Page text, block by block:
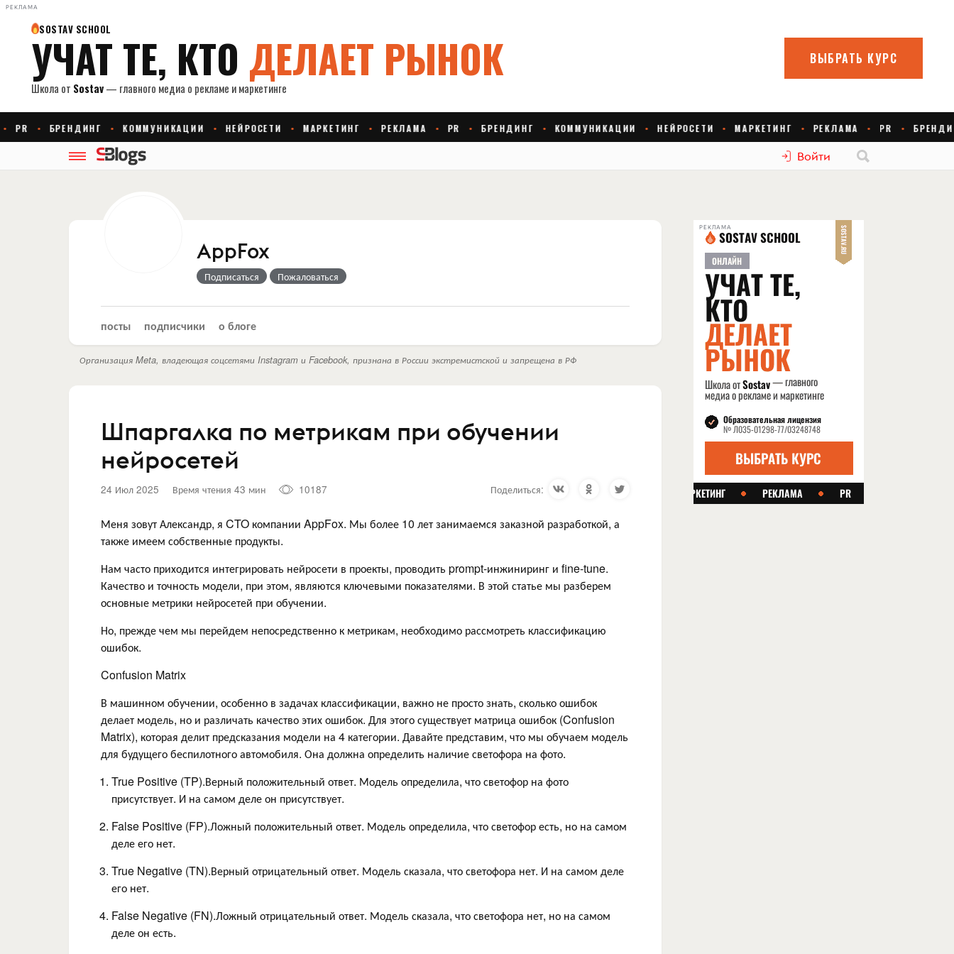
РЕКЛАМА
Войти
AppFox
Подписаться Пожаловаться
посты подписчики о блоге
Организация Meta, владеющая соцсетями Instagram и Facebook, признана в России экстремистской и запрещена в РФ
Шпаргалка по метрикам при обучении
нейросетей
24 Июл 2025 Время чтения 43 мин 10187 Поделиться:
Меня зовут Александр, я CTO компании AppFox. Мы более 10 лет занимаемся заказной разработкой, а
также имеем собственные продукты.
Нам часто приходится интегрировать нейросети в проекты, проводить prompt-инжиниринг и fine-tune.
Качество и точность модели, при этом, являются ключевыми показателями. В этой статье мы разберем
основные метрики нейросетей при обучении.
Но, прежде чем мы перейдем непосредственно к метрикам, необходимо рассмотреть классификацию
ошибок.
Confusion Matrix
В машинном обучении, особенно в задачах классификации, важно не просто знать, сколько ошибок
делает модель, но и различать качество этих ошибок. Для этого существует матрица ошибок (Confusion
Matrix), которая делит предсказания модели на 4 категории. Давайте представим, что мы обучаем модель
для будущего беспилотного автомобиля. Она должна определить наличие светофора на фото.
True Positive (TP).Верный положительный ответ. Модель определила, что светофор на фото
присутствует. И на самом деле он присутствует.
False Positive (FP).Ложный положительный ответ. Модель определила, что светофор есть, но на самом
деле его нет.
True Negative (TN).Верный отрицательный ответ. Модель сказала, что светофора нет. И на самом деле
его нет.
False Negative (FN).Ложный отрицательный ответ. Модель сказала, что светофора нет, но на самом
деле он есть.
РЕКЛАМА